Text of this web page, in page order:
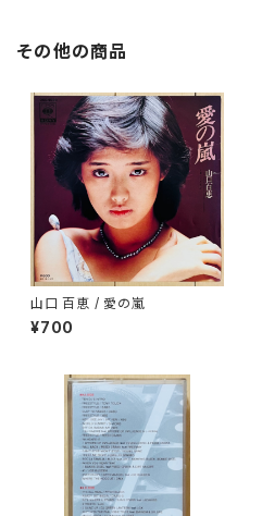
その他の商品
山口 百恵 / 愛の嵐
¥700